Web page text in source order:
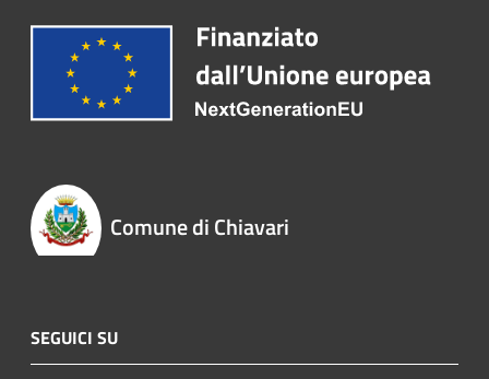
Comune di Chiavari
SEGUICI SU